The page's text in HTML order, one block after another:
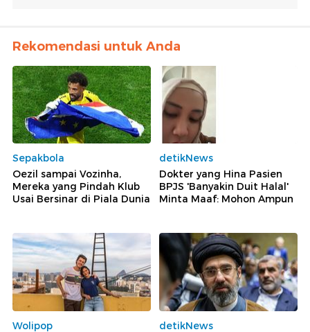
Rekomendasi untuk Anda
Sepakbola
Oezil sampai Vozinha,
Mereka yang Pindah Klub
Usai Bersinar di Piala Dunia
detikNews
Dokter yang Hina Pasien
BPJS 'Banyakin Duit Halal'
Minta Maaf: Mohon Ampun
Wolipop
detikNews